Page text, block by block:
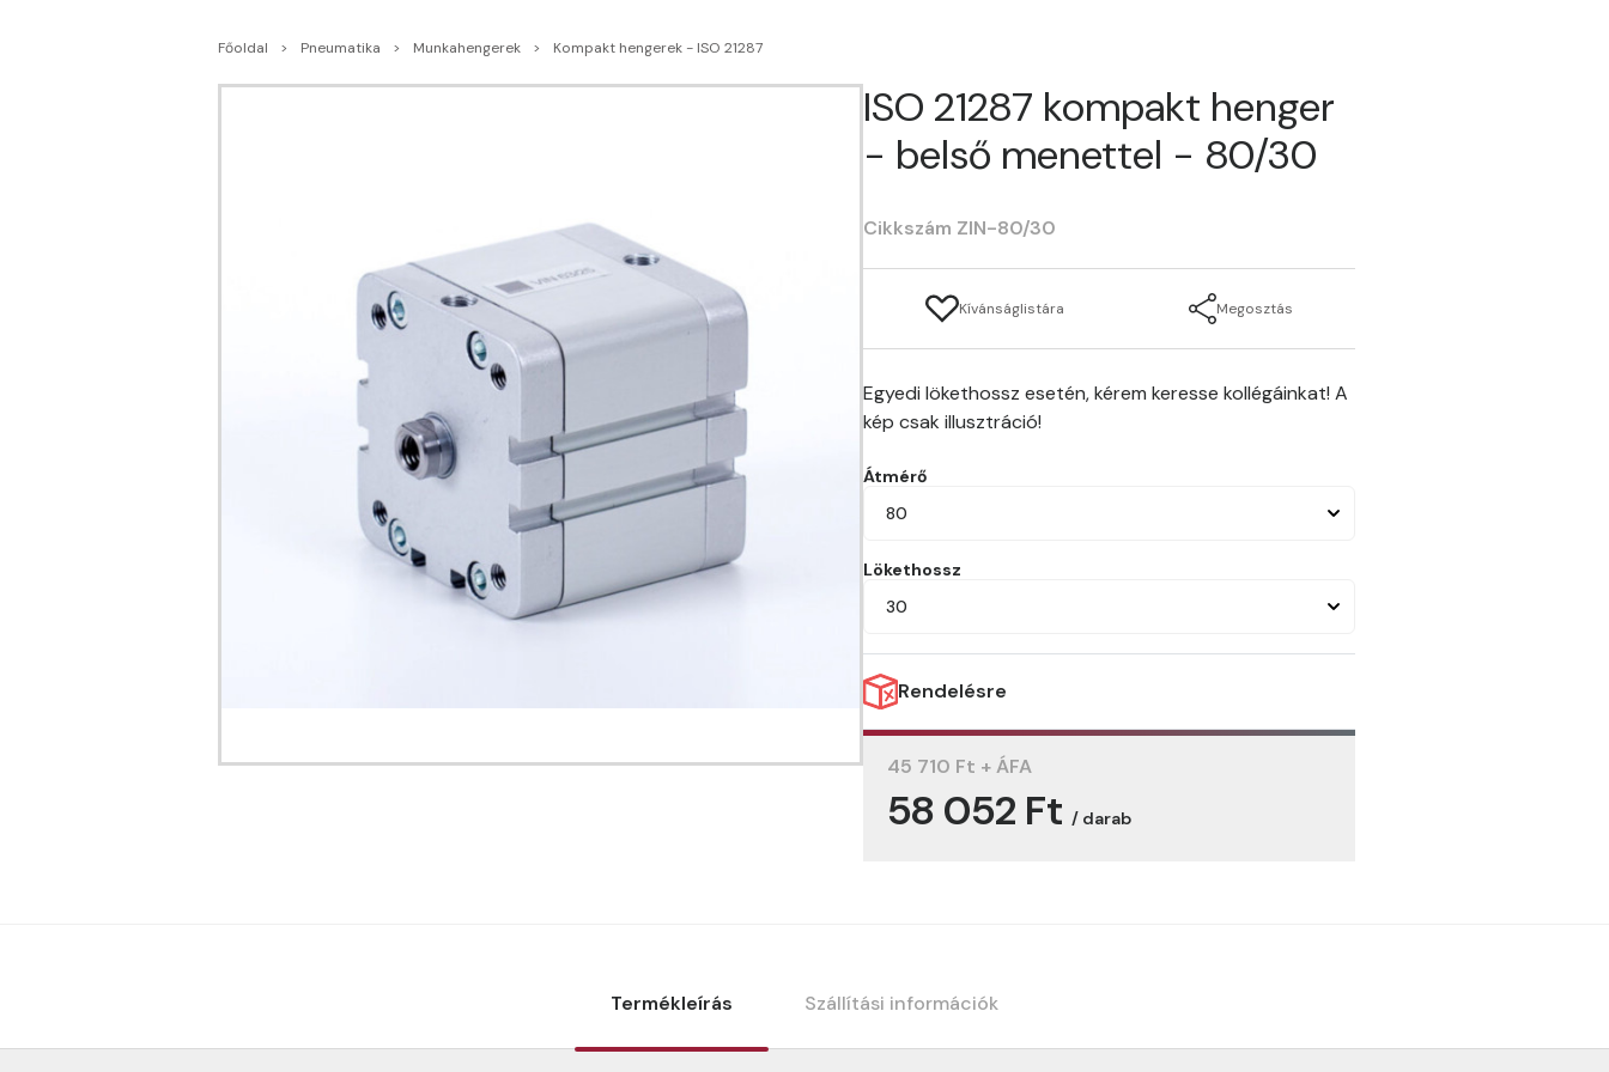
Főoldal Pneumatika Munkahengerek Kompakt hengerek - ISO 21287
ISO 21287 kompakt henger
- belső menettel - 80/30
Cikkszám ZIN-80/30
Kívánságlistára Megosztás
Egyedi lökethossz esetén, kérem keresse kollégáinkat! A
kép csak illusztráció!
Átmérő
80
Lökethossz
30
Rendelésre
45 710 Ft + ÁFA
58 052 Ft / darab
Termékleírás Szállítási információk